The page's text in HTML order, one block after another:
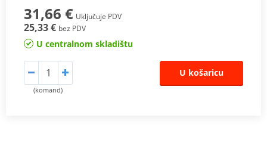
31,66 € Uključuje PDV
25,33 € bez PDV
U centralnom skladištu
(komand)
U košaricu